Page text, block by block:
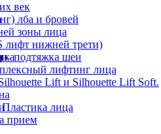
век
лба и бровей
зоны лица
лифт нижней трети)
– подтяжка шеи
лифтинг лица
Lift и Silhouette Lift Soft.
лица
прием